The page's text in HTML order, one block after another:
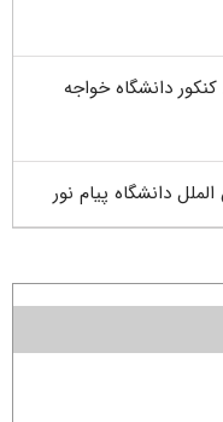
دانشگاه خواجه
دانشگاه پیام نور